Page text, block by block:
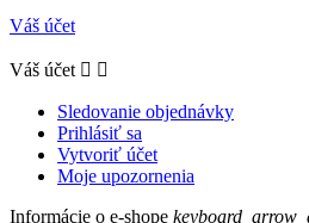
Váš účet
Váš účet  
Sledovanie objednávky
Prihlásiť sa
Vytvoriť účet
Moje upozornenia
Informácie o e-shope